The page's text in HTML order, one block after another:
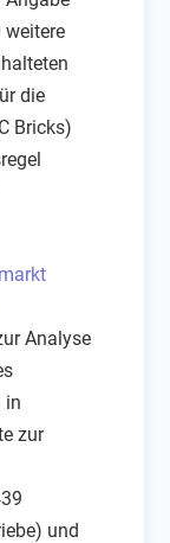
die
Bricks)
Analyse
in
zur
und